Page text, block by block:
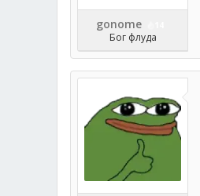
gonome
Бог флуда